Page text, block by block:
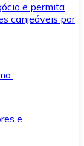
e permita
canjeáveis por
e